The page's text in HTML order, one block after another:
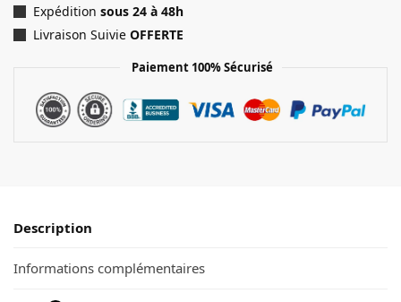
Expédition sous 24 à 48h
Livraison Suivie OFFERTE
Paiement 100% Sécurisé
Description
Informations complémentaires